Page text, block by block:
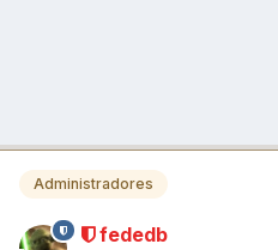
Administradores
fededb